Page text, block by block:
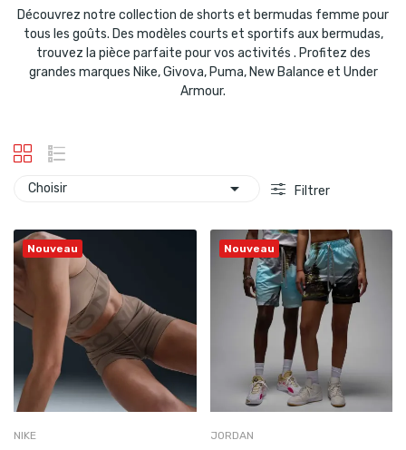
Découvrez notre collection de shorts et bermudas femme pour
tous les goûts. Des modèles courts et sportifs aux bermudas,
trouvez la pièce parfaite pour vos activités . Profitez des
grandes marques Nike, Givova, Puma, New Balance et Under
Armour.
Choisir  Filtrer
Nouveau
NIKE
Nouveau
JORDAN